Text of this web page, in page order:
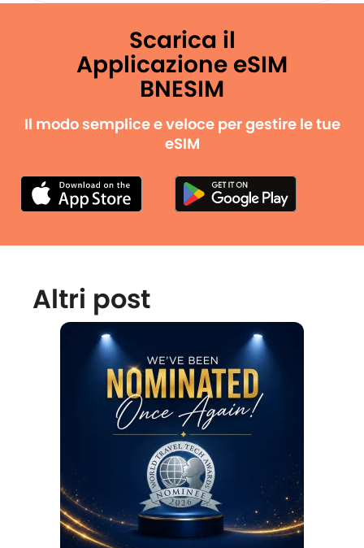
Scarica il
Applicazione eSIM
BNESIM
Il modo semplice e veloce per gestire le tue
eSIM
Altri post